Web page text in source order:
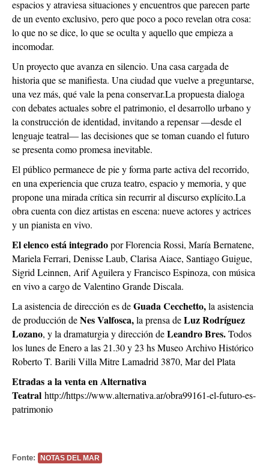
espacios y atraviesa situaciones y encuentros que parecen parte
de un evento exclusivo, pero que poco a poco revelan otra cosa:
lo que no se dice, lo que se oculta y aquello que empieza a
incomodar.
Un proyecto que avanza en silencio. Una casa cargada de
historia que se manifiesta. Una ciudad que vuelve a preguntarse,
una vez más, qué vale la pena conservar.La propuesta dialoga
con debates actuales sobre el patrimonio, el desarrollo urbano y
la construcción de identidad, invitando a repensar —desde el
lenguaje teatral— las decisiones que se toman cuando el futuro
se presenta como promesa inevitable.
El público permanece de pie y forma parte activa del recorrido,
en una experiencia que cruza teatro, espacio y memoria, y que
propone una mirada crítica sin recurrir al discurso explícito.La
obra cuenta con diez artistas en escena: nueve actores y actrices
y un pianista en vivo.
El elenco está integradopor Florencia Rossi, María Bernatene,
Mariela Ferrari, Denisse Laub, Clarisa Aiace, Santiago Guigue,
Sigrid Leinnen, Arif Aguilera y Francisco Espinoza, con música
en vivo a cargo de Valentino Grande Discala.
La asistencia de dirección es deGuada Cecchetto,la asistencia
de producción deNes Valfosca,la prensa deLuz Rodríguez
Lozano, y la dramaturgia y dirección deLeandro Bres.Todos
los lunes de Enero a las 21.30 y 23 hs Museo Archivo Histórico
Roberto T. Barili Villa Mitre Lamadrid 3870, Mar del Plata
Etradas a la venta en Alternativa
Teatral http://https://www.alternativa.ar/obra99161-el-futuro-es-
patrimonio
Fonte: NOTAS DEL MAR